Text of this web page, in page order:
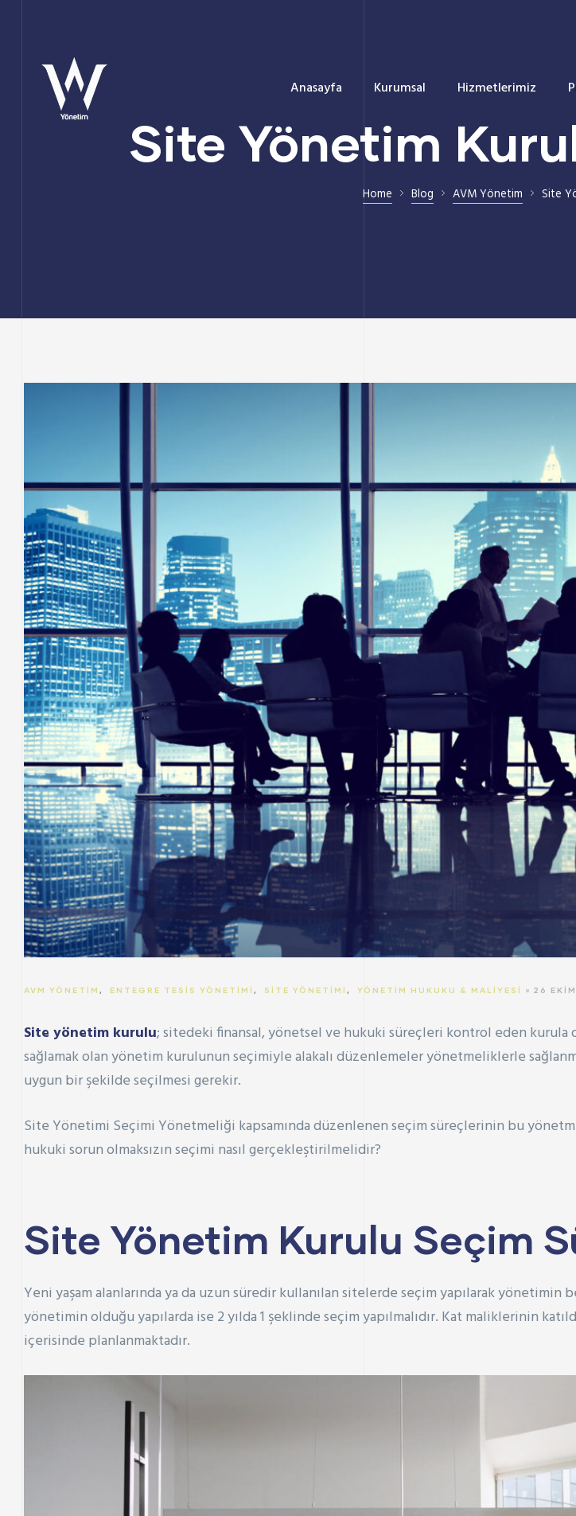
Anasayfa Kurumsal Hizmetlerimiz
Site Yönetim
Home Blog AVM Yönetim Site
AVM YÖNETIM ,ENTEGRE TESIS YÖNETIMI ,SITE YÖNETIMI ,YÖNETIM HUKUKU & MALIYESI 26
Site yönetim kurulu; sitedeki finansal, yönetsel ve hukuki süreçleri kontrol eden kurula
sağlamak olan yönetim kurulunun seçimiyle alakalı düzenlemeler yönetmeliklerle
uygun bir şekilde seçilmesi gerekir.
Site Yönetimi Seçimi Yönetmeliği kapsamında düzenlenen seçim süreçlerinin bu
hukuki sorun olmaksızın seçimi nasıl gerçekleştirilmelidir?
Site Yönetim Kurulu Seçim
Yeni yaşam alanlarında ya da uzun süredir kullanılan sitelerde seçim yapılarak
yönetimin olduğu yapılarda ise 2 yılda 1 şeklinde seçim yapılmalıdır. Kat maliklerinin
içerisinde planlanmaktadır.